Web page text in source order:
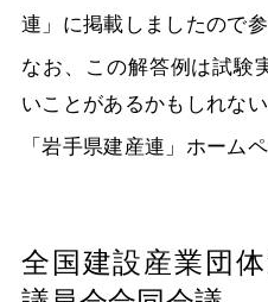
連」に掲載しましたので
なお、この解答例は試験
いことがあるかもしれな
「岩手県建産連」ホー
全国建設産業団